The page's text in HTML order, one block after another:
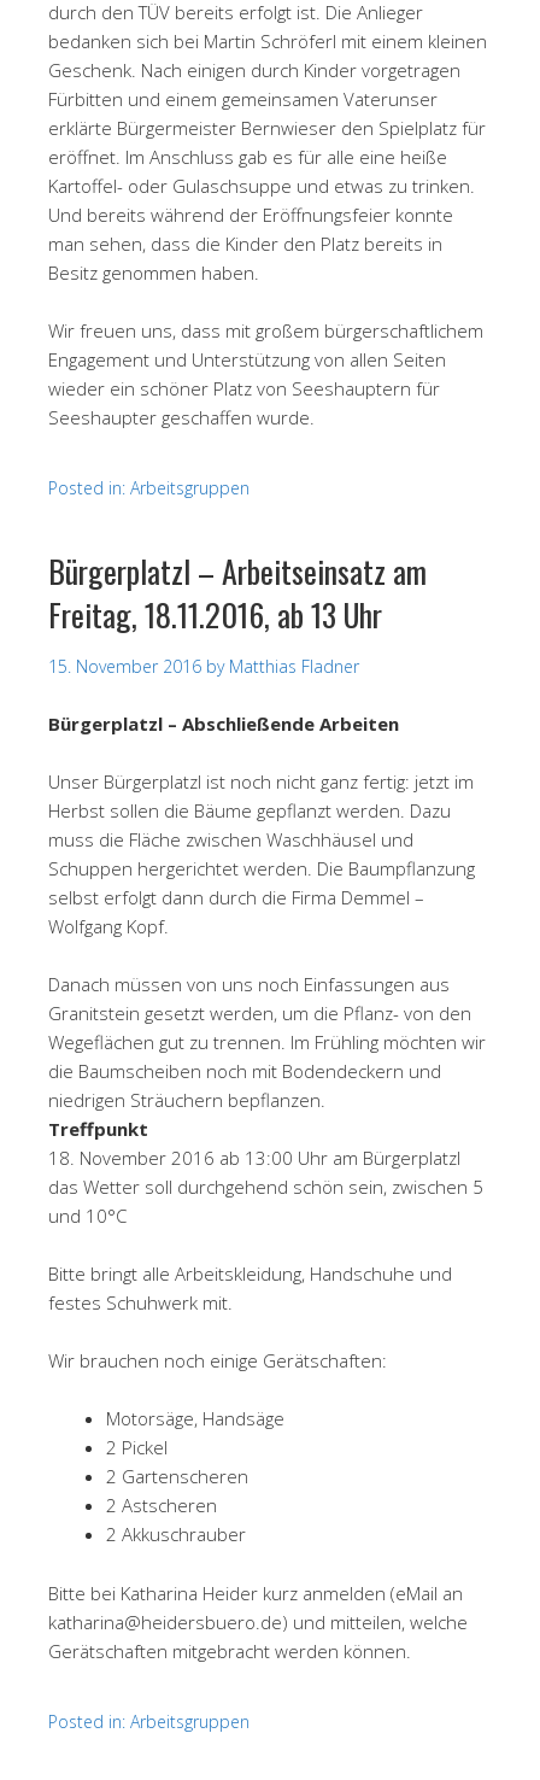
durch den TÜV bereits erfolgt ist. Die Anlieger
bedanken sich bei Martin Schröferl mit einem kleinen
Geschenk. Nach einigen durch Kinder vorgetragen
Fürbitten und einem gemeinsamen Vaterunser
erklärte Bürgermeister Bernwieser den Spielplatz für
eröffnet. Im Anschluss gab es für alle eine heiße
Kartoffel- oder Gulaschsuppe und etwas zu trinken.
Und bereits während der Eröffnungsfeier konnte
man sehen, dass die Kinder den Platz bereits in
Besitz genommen haben.
Wir freuen uns, dass mit großem bürgerschaftlichem
Engagement und Unterstützung von allen Seiten
wieder ein schöner Platz von Seeshauptern für
Seeshaupter geschaffen wurde.
Posted in: Arbeitsgruppen
Bürgerplatzl – Arbeitseinsatz am
Freitag, 18.11.2016, ab 13 Uhr
15. November 2016 by Matthias Fladner
Bürgerplatzl – Abschließende Arbeiten
Unser Bürgerplatzl ist noch nicht ganz fertig: jetzt im
Herbst sollen die Bäume gepflanzt werden. Dazu
muss die Fläche zwischen Waschhäusel und
Schuppen hergerichtet werden. Die Baumpflanzung
selbst erfolgt dann durch die Firma Demmel –
Wolfgang Kopf.
Danach müssen von uns noch Einfassungen aus
Granitstein gesetzt werden, um die Pflanz- von den
Wegeflächen gut zu trennen. Im Frühling möchten wir
die Baumscheiben noch mit Bodendeckern und
niedrigen Sträuchern bepflanzen.
Treffpunkt
18. November 2016 ab 13:00 Uhr am Bürgerplatzl
das Wetter soll durchgehend schön sein, zwischen 5
und 10°C
Bitte bringt alle Arbeitskleidung, Handschuhe und
festes Schuhwerk mit.
Wir brauchen noch einige Gerätschaften:
Motorsäge, Handsäge
2 Pickel
2 Gartenscheren
2 Astscheren
2 Akkuschrauber
Bitte bei Katharina Heider kurz anmelden (eMail an
katharina@heidersbuero.de) und mitteilen, welche
Gerätschaften mitgebracht werden können.
Posted in: Arbeitsgruppen